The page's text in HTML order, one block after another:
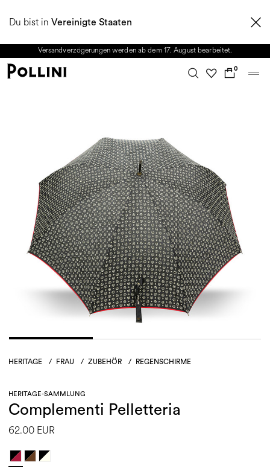
Du bist in Vereinigte Staaten
2026 KOLLEKTION. Vom 8. bis 16. August ist unser Kundenservice nicht
Versandverzögerungen werden ab dem 17. August bearbeitet.
0
HERITAGE / FRAU / ZUBEHÖR / REGENSCHIRME
HERITAGE-SAMMLUNG
Complementi Pelletteria
62.00 EUR